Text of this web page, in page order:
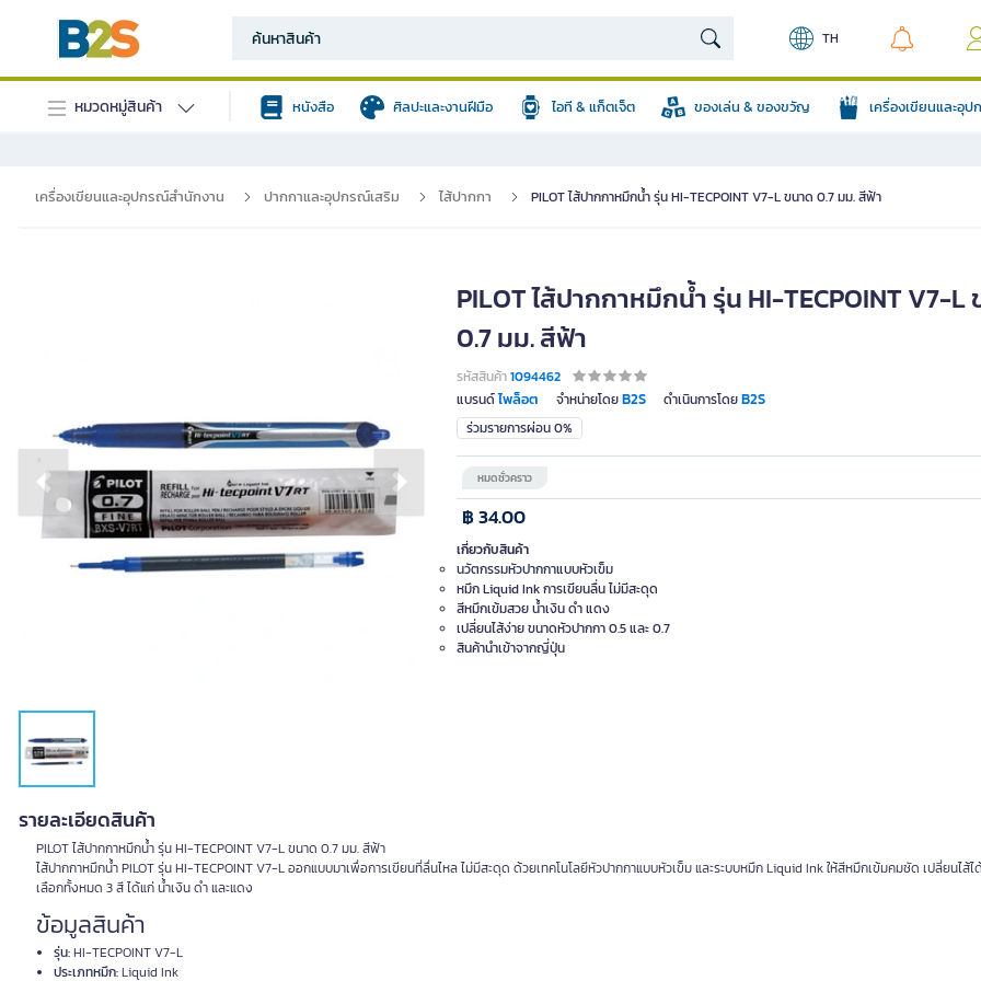
TH
หมวดหมู่สินค้า หนังสือ ศิลปะและงานฝีมือ ไอที & แก็ตเจ็ต ของเล่น & ของขวัญ เครื่องเขียนและอุ
เครื่องเขียนและอุปกรณ์สำนักงาน ปากกาและอุปกรณ์เสริม ไส้ปากกา PILOT ไส้ปากกาหมึกน้ำ รุ่น HI-TECPOINT V7-L ขนาด 0.7 มม. สีฟ้า
Previous slide Next slide
PILOT ไส้ปากกาหมึกน้ำ รุ่น HI-TECPOINT V7-L
0.7 มม. สีฟ้า
รหัสสินค้า1094462
แบรนด์ไพล็อต จำหน่ายโดยB2S ดำเนินการโดยB2S
ร่วมรายการผ่อน 0%
หมดชั่วคราว
฿ 34.00
เกี่ยวกับสินค้า
นวัตกรรมหัวปากกาแบบหัวเข็ม
หมึก Liquid Ink การเขียนลื่น ไม่มีสะดุด
สีหมึกเข้มสวย น้ำเงิน ดำ แดง
เปลี่ยนไส้ง่าย ขนาดหัวปากกา 0.5 และ 0.7
สินค้านำเข้าจากญี่ปุ่น
รายละเอียดสินค้า
PILOT ไส้ปากกาหมึกน้ำ รุ่น HI-TECPOINT V7-L ขนาด 0.7 มม. สีฟ้า
ไส้ปากกาหมึกน้ำ PILOT รุ่น HI-TECPOINT V7-L ออกแบบมาเพื่อการเขียนที่ลื่นไหล ไม่มีสะดุด ด้วยเทคโนโลยีหัวปากกาแบบหัวเข็ม และระบบหมึก Liquid Ink ให้สีหมึกเข้มคมชัด เปลี่ยนไส้ไ
เลือกทั้งหมด 3 สี ได้แก่ น้ำเงิน ดำ และแดง
ข้อมูลสินค้า
รุ่น:HI-TECPOINT V7-L
ประเภทหมึก:Liquid Ink